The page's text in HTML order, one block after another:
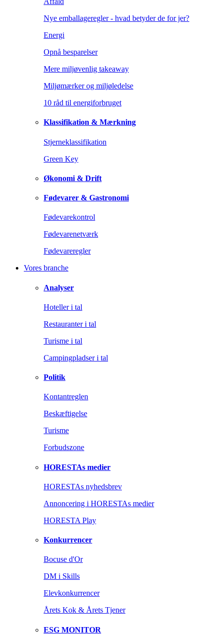
Nye emballageregler - hvad betyder de for jer?
Energi
Opnå besparelser
Mere miljøvenlig takeaway
Miljømærker og miljøledelse
10 råd til energiforbruget
Klassifikation & Mærkning
Stjerneklassifikation
Green Key
Økonomi & Drift
Fødevarer & Gastronomi
Fødevarekontrol
Fødevarenetværk
Fødevareregler
Vores branche
Analyser
Hoteller i tal
Restauranter i tal
Turisme i tal
Campingpladser i tal
Politik
Kontantreglen
Beskæftigelse
Turisme
Forbudszone
HORESTAs medier
HORESTAs nyhedsbrev
Annoncering i HORESTAs medier
HORESTA Play
Konkurrencer
Bocuse d'Or
DM i Skills
Elevkonkurrencer
Årets Kok & Årets Tjener
ESG MONITOR